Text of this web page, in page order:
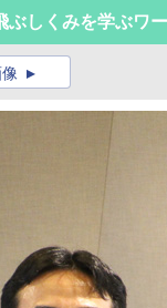
しくみを学ぶワ